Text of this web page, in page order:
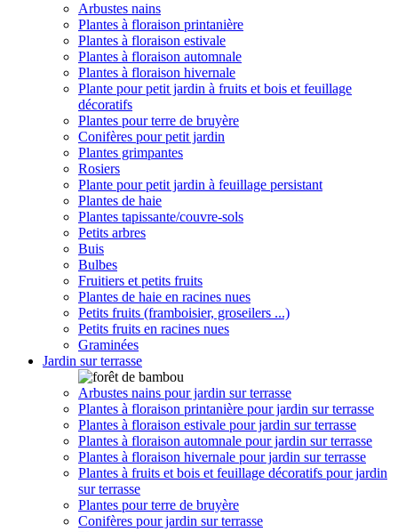
Arbustes nains
Plantes à floraison printanière
Plantes à floraison estivale
Plantes à floraison automnale
Plantes à floraison hivernale
Plante pour petit jardin à fruits et bois et feuillage
décoratifs
Plantes pour terre de bruyère
Conifères pour petit jardin
Plantes grimpantes
Rosiers
Plante pour petit jardin à feuillage persistant
Plantes de haie
Plantes tapissante/couvre-sols
Petits arbres
Buis
Bulbes
Fruitiers et petits fruits
Plantes de haie en racines nues
Petits fruits (framboisier, groseilers ...)
Petits fruits en racines nues
Graminées
Jardin sur terrasse
Arbustes nains pour jardin sur terrasse
Plantes à floraison printanière pour jardin sur terrasse
Plantes à floraison estivale pour jardin sur terrasse
Plantes à floraison automnale pour jardin sur terrasse
Plantes à floraison hivernale pour jardin sur terrasse
Plantes à fruits et bois et feuillage décoratifs pour jardin
sur terrasse
Plantes pour terre de bruyère
Conifères pour jardin sur terrasse